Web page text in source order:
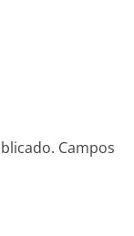
Campos